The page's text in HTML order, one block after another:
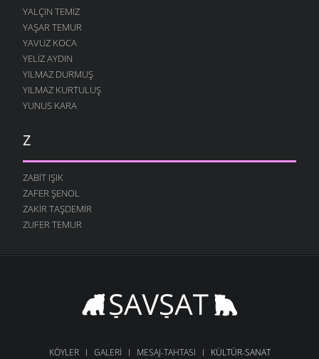
YALÇIN TEMIZ
YAŞAR TEMUR
YAVUZ KOCA
YELIZ AYDIN
YILMAZ DURMUŞ
YILMAZ KURTULUŞ
YUNUS KARA
Z
ZABIT IŞIK
ZAFER ŞENOL
ZAKIR TAŞDEMIR
ZUFER TEMUR
KÖYLER GALERI MESAJ-TAHTASI KÜLTÜR-SANAT